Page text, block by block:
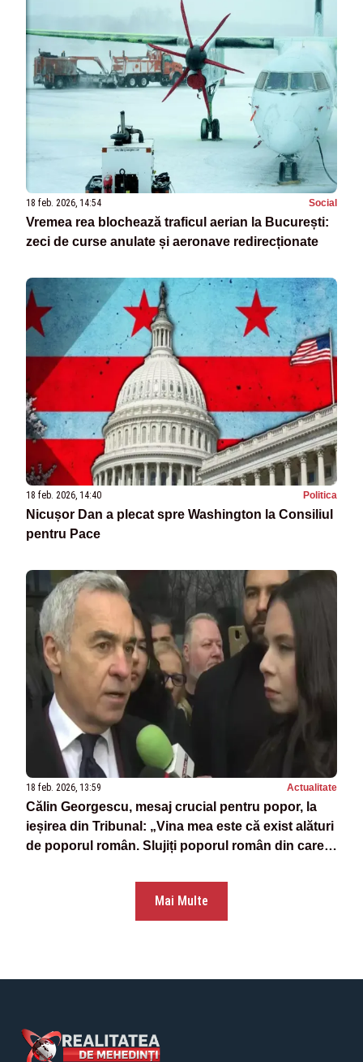
18 feb. 2026, 14:54 Social
Vremea rea blochează traficul aerian la București:
zeci de curse anulate și aeronave redirecționate
18 feb. 2026, 14:40 Politica
Nicușor Dan a plecat spre Washington la Consiliul
pentru Pace
18 feb. 2026, 13:59 Actualitate
Călin Georgescu, mesaj crucial pentru popor, la
ieșirea din Tribunal: „Vina mea este că exist alături
de poporul român. Slujiți poporul român din care
Mai Multe